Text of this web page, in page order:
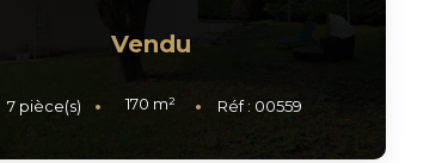
Vendu
7 pièce(s) 170 m² Réf : 00559